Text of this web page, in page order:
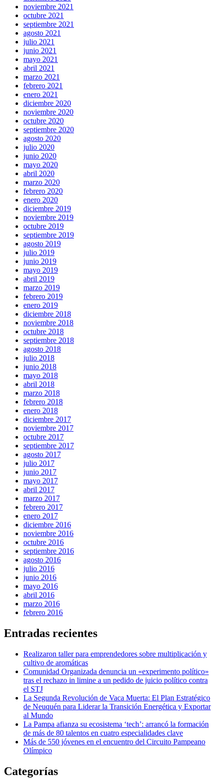
noviembre 2021
octubre 2021
septiembre 2021
agosto 2021
julio 2021
junio 2021
mayo 2021
abril 2021
marzo 2021
febrero 2021
enero 2021
diciembre 2020
noviembre 2020
octubre 2020
septiembre 2020
agosto 2020
julio 2020
junio 2020
mayo 2020
abril 2020
marzo 2020
febrero 2020
enero 2020
diciembre 2019
noviembre 2019
octubre 2019
septiembre 2019
agosto 2019
julio 2019
junio 2019
mayo 2019
abril 2019
marzo 2019
febrero 2019
enero 2019
diciembre 2018
noviembre 2018
octubre 2018
septiembre 2018
agosto 2018
julio 2018
junio 2018
mayo 2018
abril 2018
marzo 2018
febrero 2018
enero 2018
diciembre 2017
noviembre 2017
octubre 2017
septiembre 2017
agosto 2017
julio 2017
junio 2017
mayo 2017
abril 2017
marzo 2017
febrero 2017
enero 2017
diciembre 2016
noviembre 2016
octubre 2016
septiembre 2016
agosto 2016
julio 2016
junio 2016
mayo 2016
abril 2016
marzo 2016
febrero 2016
Entradas recientes
Realizaron taller para emprendedores sobre multiplicación y
cultivo de aromáticas
Comunidad Organizada denuncia un «experimento político»
tras el rechazo in limine a un pedido de juicio político contra
el STJ
La Segunda Revolución de Vaca Muerta: El Plan Estratégico
de Neuquén para Liderar la Transición Energética y Exportar
al Mundo
La Pampa afianza su ecosistema ‘tech’: arrancó la formación
de más de 80 talentos en cuatro especialidades clave
Más de 550 jóvenes en el encuentro del Circuito Pampeano
Olímpico
Categorías